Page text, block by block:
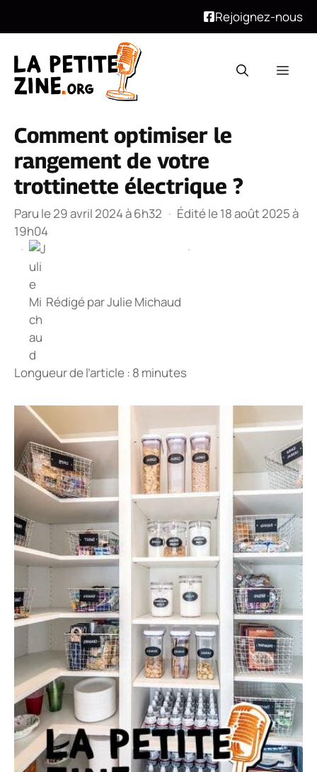
Rejoignez-nous
contenu
Comment optimiser le
rangement de votre
trottinette électrique ?
Paru le 29 avril 2024 à 6h32 · Édité le 18 août 2025 à
19h04
·
Rédigé parJulie Michaud
·
Longueur de l’article : 8 minutes